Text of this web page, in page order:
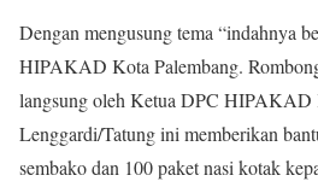
Dengan mengusung tema “indahnya
HIPAKAD Kota Palembang.
langsung oleh Ketua DPC HIPAKAD
Lenggardi/Tatung ini memberikan
sembako dan 100 paket nasi kotak